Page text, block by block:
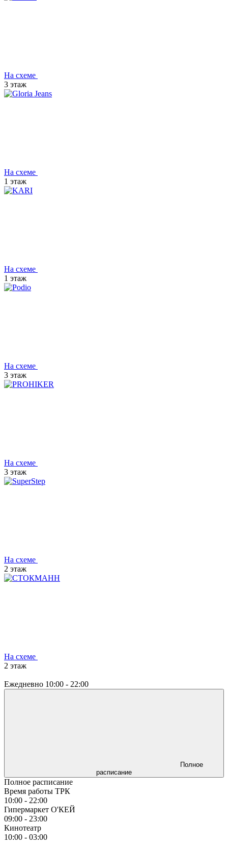
На схеме
3 этаж
На схеме
1 этаж
На схеме
1 этаж
На схеме
3 этаж
На схеме
3 этаж
На схеме
2 этаж
На схеме
2 этаж
Ежедневно 10:00 - 22:00
Полное
расписание
Полное расписание
Время работы ТРК
10:00 - 22:00
Гипермаркет О'КЕЙ
09:00 - 23:00
Кинотеатр
10:00 - 03:00